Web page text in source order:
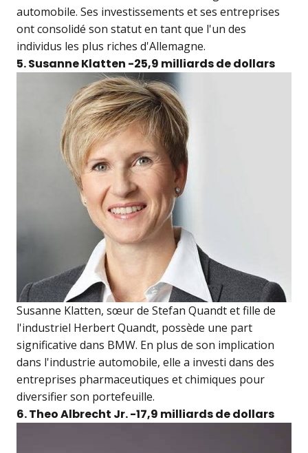
automobile. Ses investissements et ses entreprises
ont consolidé son statut en tant que l'un des
individus les plus riches d'Allemagne.
5. Susanne Klatten -25,9 milliards de dollars
Susanne Klatten, sœur de Stefan Quandt et fille de
l'industriel Herbert Quandt, possède une part
significative dans BMW. En plus de son implication
dans l'industrie automobile, elle a investi dans des
entreprises pharmaceutiques et chimiques pour
diversifier son portefeuille.
6. Theo Albrecht Jr. -17,9 milliards de dollars